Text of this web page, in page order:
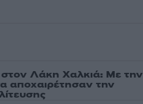
στον Λάκη Χαλκιά: Με την
αποχαιρέτησαν την